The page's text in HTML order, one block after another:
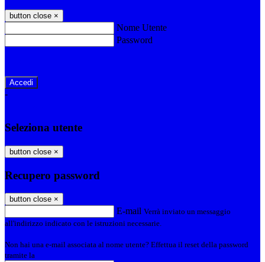
button close ×
Nome Utente
Password
-
Seleziona utente
button close ×
Recupero password
button close ×
E-mail Verrà inviato un messaggio
all'indirizzo indicato con le istruzioni necessarie.
Non hai una e-mail associata al nome utente? Effettua il reset della password
tramite la